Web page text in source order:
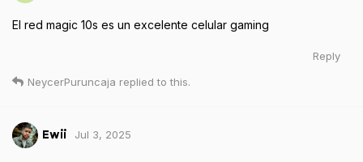
El red magic 10s es un excelente celular gaming
Reply
NeycerPuruncaja replied to this.
Ewii Jul 3, 2025